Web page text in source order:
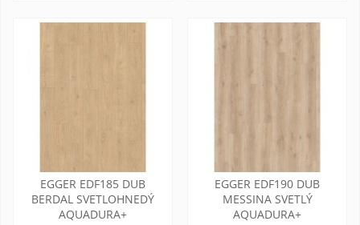
EGGER EDF185 DUB
BERDAL SVETLOHNEDÝ
AQUADURA+
EGGER EDF190 DUB
MESSINA SVETLÝ
AQUADURA+